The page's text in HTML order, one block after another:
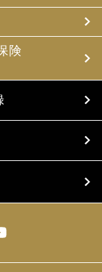
険